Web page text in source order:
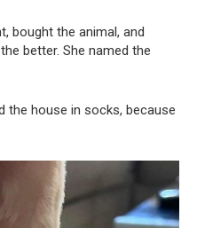
bought the animal, and
better. She named the
the house in socks, because